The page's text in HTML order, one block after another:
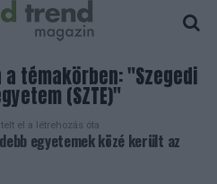
témakörben: "Szegedi
(SZTE)"
telt el a létrehozás óta
egyetemek közé került az